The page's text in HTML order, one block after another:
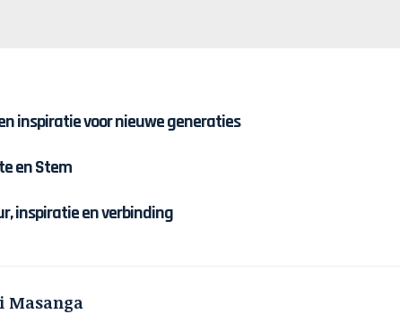
inspiratie voor nieuwe generaties
en Stem
inspiratie en verbinding
Masanga